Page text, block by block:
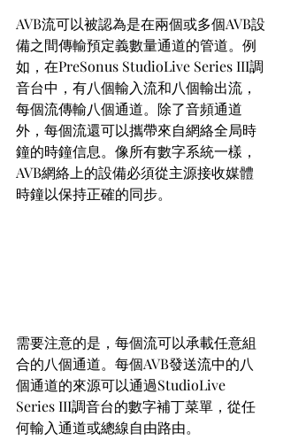
AVB流可以被認為是在兩個或多個AVB設
備之間傳輸預定義數量通道的管道。例
如，在PreSonus StudioLive Series III調
音台中，有八個輸入流和八個輸出流，
每個流傳輸八個通道。除了音頻通道
外，每個流還可以攜帶來自網絡全局時
鐘的時鐘信息。像所有數字系統一樣，
AVB網絡上的設備必須從主源接收媒體
時鐘以保持正確的同步。
需要注意的是，每個流可以承載任意組
合的八個通道。每個AVB發送流中的八
個通道的來源可以通過StudioLive
Series III調音台的數字補丁菜單，從任
何輸入通道或總線自由路由。